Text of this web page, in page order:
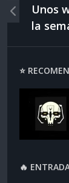
Unos
la
⭐
🔥